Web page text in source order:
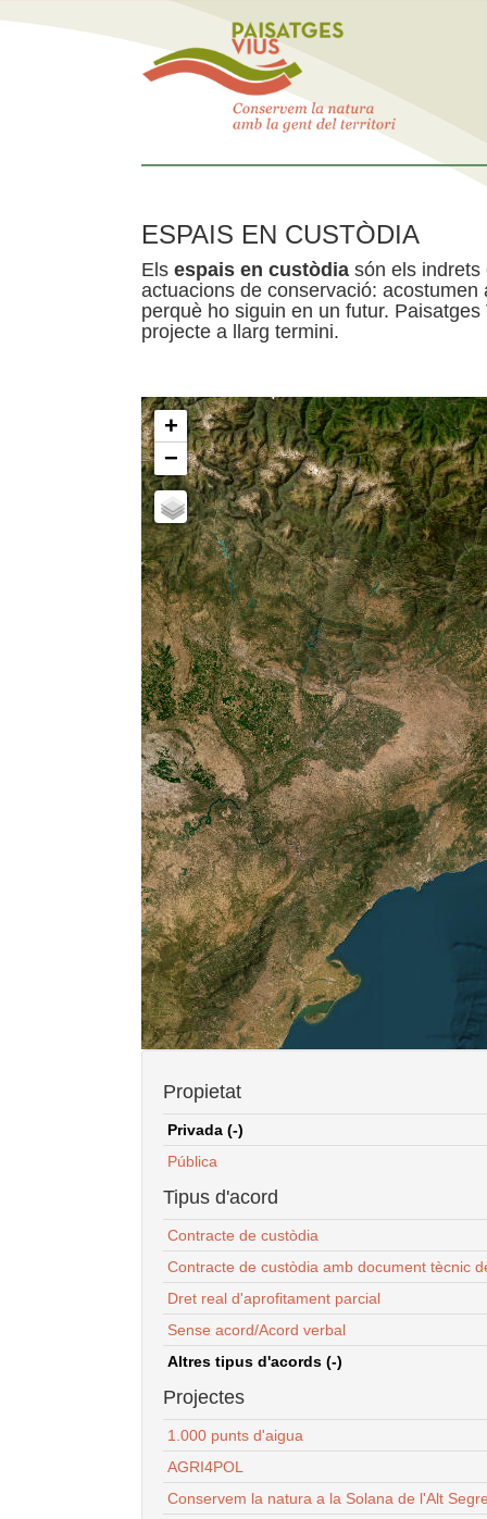
ESPAIS EN CUSTÒDIA
Els espais en custòdia són els indrets
actuacions de conservació:
perquè ho siguin en un futur.
projecte a llarg termini.
+
−
Propietat
Privada (-)
Pública
Tipus d'acord
Contracte de custòdia
Contracte de custòdia amb document tècnic
Dret real d'aprofitament parcial
Sense acord/Acord verbal
Altres tipus d'acords (-)
Projectes
1.000 punts d'aigua
AGRI4POL
Conservem la natura a la Solana de l'Alt